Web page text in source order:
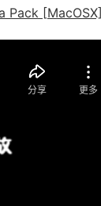
Pack [MacOSX]